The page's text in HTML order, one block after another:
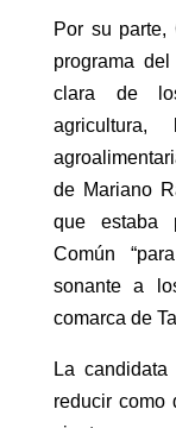
Por su parte,
programa
clara de
de Mariano
que estaba
Común
sonante a
comarca de
La
reducir como